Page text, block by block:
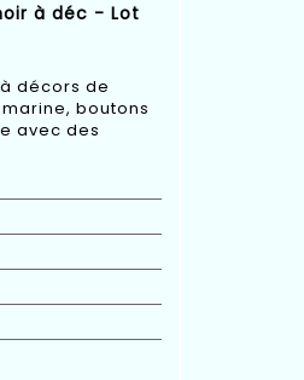
à déc - Lot
décors de
marine, boutons
avec des